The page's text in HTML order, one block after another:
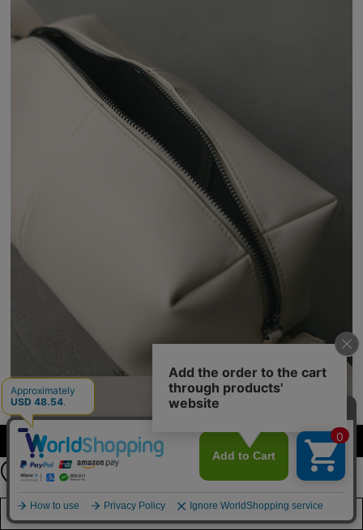
カラーを選択する（フリーサイズ）
店舗在庫を見る
【FREE SHIPPING】
24時間限定 全品送料無料！
8月10日（月）11：59まで